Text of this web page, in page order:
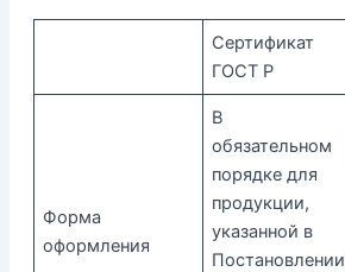
Сертификат
ГОСТ Р
Форма
оформления
В
обязательном
порядке для
продукции,
указанной в
Постановлении